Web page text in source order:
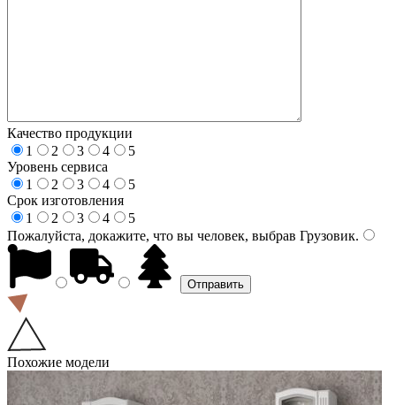
Качество продукции
1
2 3 4
5
Уровень сервиса
1
2 3 4
5
Срок изготовления
1
2 3 4
5
Пожалуйста, докажите, что вы человек, выбрав Грузовик.
Похожие модели